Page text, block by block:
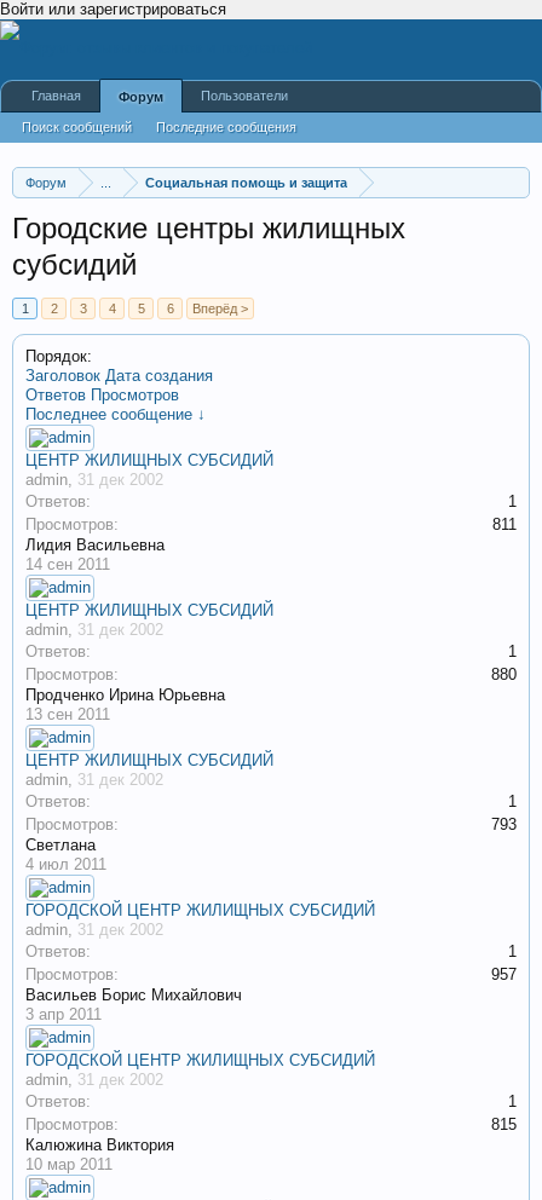
Войти или зарегистрироваться
Форум Социальная помощь и защита
Городские центры жилищных
субсидий
1 2 3 4 5 6 Вперёд >
Порядок:
Заголовок Дата создания
Ответов Просмотров
Последнее сообщение ↓
ЦЕНТР ЖИЛИЩНЫХ СУБСИДИЙ
admin, 31 дек 2002
Ответов:
1
Просмотров:
811
Лидия Васильевна
14 сен 2011
ЦЕНТР ЖИЛИЩНЫХ СУБСИДИЙ
admin, 31 дек 2002
Ответов:
1
Просмотров:
880
Продченко Ирина Юрьевна
13 сен 2011
ЦЕНТР ЖИЛИЩНЫХ СУБСИДИЙ
admin, 31 дек 2002
Ответов:
1
Просмотров:
793
Светлана
4 июл 2011
ГОРОДСКОЙ ЦЕНТР ЖИЛИЩНЫХ СУБСИДИЙ
admin, 31 дек 2002
Ответов:
1
Просмотров:
957
Васильев Борис Михайлович
3 апр 2011
ГОРОДСКОЙ ЦЕНТР ЖИЛИЩНЫХ СУБСИДИЙ
admin, 31 дек 2002
Ответов:
1
Просмотров:
815
Калюжина Виктория
10 мар 2011
Главная Форум
Поиск сообщений Последние сообщения
Пользователи